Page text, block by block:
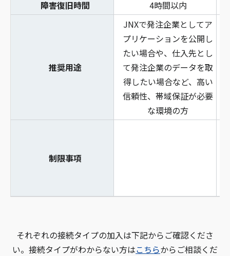
障害復旧時間
4時間以内
推奨用途
JNXで発注企業としてア
プリケーションを公開し
たい場合や、仕入先とし
て発注企業のデータを取
得したい場合など、高い
信頼性、帯域保証が必要
な環境の方
制限事項
それぞれの接続タイプの加入は下記からご確認くださ
い。接続タイプがわからない方はこちらからご相談くだ